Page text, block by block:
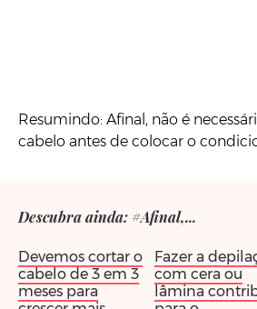
Resumindo: Afinal, não é
cabelo antes de colocar o
Descubra ainda: #Afinal,...
Devemos cortar o
cabelo de 3 em 3
meses para
Fazer a
com cera ou
lâmina